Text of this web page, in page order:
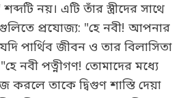
নয়। এটি তাঁর স্ত্রীদের সাথে
প্রযোজ্য: "হে নবী! আপনার
পার্থিব জীবন ও তার বিলাসিতা
নবী পত্নীগণ! তোমাদের মধ্যে
করলে তাকে দ্বিগুণ শাস্তি দেয়া